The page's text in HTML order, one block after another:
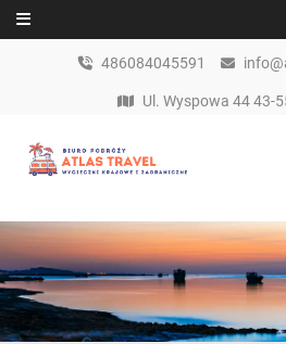
Skip to content
486084045591
Ul. Wyspowa 44 43-